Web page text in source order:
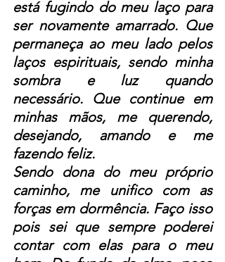
está fugindo do meu laço para
ser novamente amarrado. Que
permaneça ao meu lado pelos
laços espirituais, sendo minha
sombra e luz quando
necessário. Que continue em
minhas mãos, me querendo,
desejando, amando e me
fazendo feliz.
Sendo dona do meu próprio
caminho, me unifico com as
forças em dormência. Faço isso
pois sei que sempre poderei
contar com elas para o meu